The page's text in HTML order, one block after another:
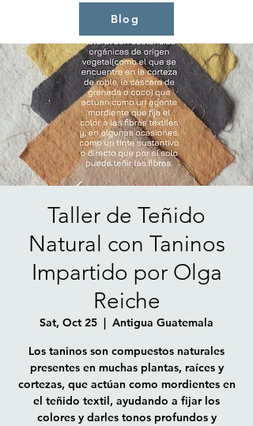
Blog
Taller de Teñido
Natural con Taninos
Impartido por Olga
Reiche
Sat, Oct 25
  |
Antigua Guatemala
Los taninos son compuestos naturales
presentes en muchas plantas, raíces y
cortezas, que actúan como mordientes en
el teñido textil, ayudando a fijar los
colores y darles tonos profundos y